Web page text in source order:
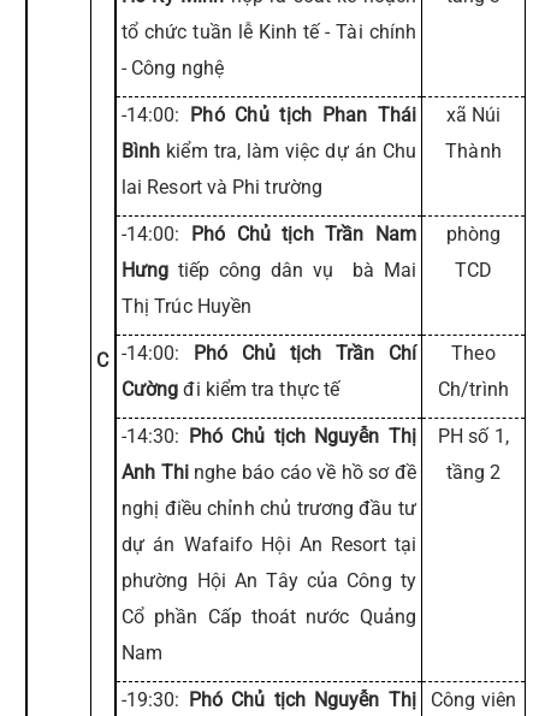
C
tổ chức tuần lễ Kinh tế - Tài chính
- Công nghệ
-14:00: Phó Chủ tịch Phan Thái
Bình kiểm tra, làm việc dự án Chu
lai Resort và Phi trường
xã Núi
Thành
-14:00: Phó Chủ tịch Trần Nam
Hưng tiếp công dân vụ bà Mai
Thị Trúc Huyền
phòng
TCD
-14:00: Phó Chủ tịch Trần Chí
Cường đi kiểm tra thực tế
Theo
Ch/trình
-14:30: Phó Chủ tịch Nguyễn Thị
Anh Thinghe báo cáo về hồ sơ đề
nghị điều chỉnh chủ trương đầu tư
dự án Wafaifo Hội An Resort tại
phường Hội An Tây của Công ty
Cổ phần Cấp thoát nước Quảng
Nam
PH số 1,
tầng 2
-19:30: Phó Chủ tịch Nguyễn Thị
Công viên